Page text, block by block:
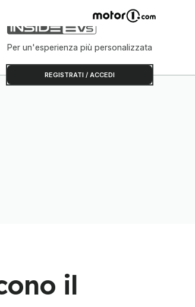
Per un'esperienza più personalizzata
REGISTRATI / ACCEDI
il